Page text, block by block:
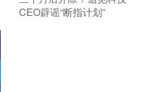
CEO辟谣“断指计划”